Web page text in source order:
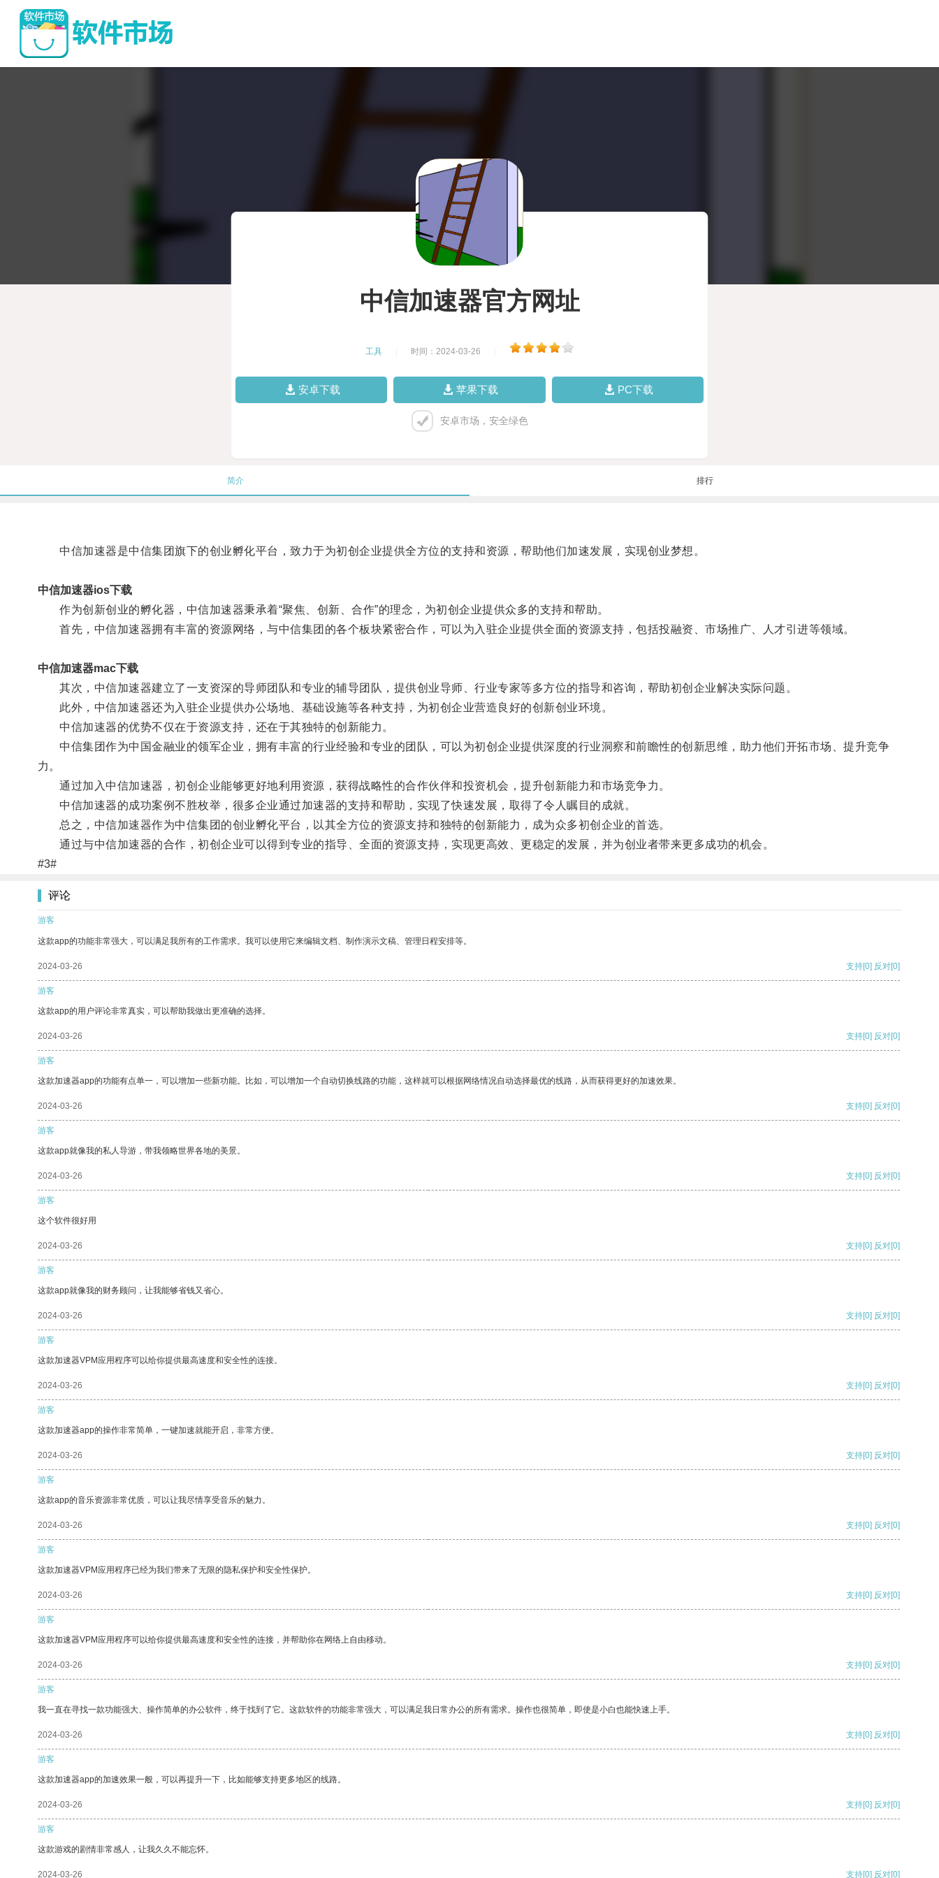
中信加速器官方网址
工具 时间：2024-03-26
安卓下载 苹果下载 PC下载
安卓市场，安全绿色
简介 排行
中信加速器是中信集团旗下的创业孵化平台，致力于为初创企业提供全方位的支持和资源，帮助他们加速发展，实现创业梦想。
中信加速器ios下载
作为创新创业的孵化器，中信加速器秉承着“聚焦、创新、合作”的理念，为初创企业提供众多的支持和帮助。
首先，中信加速器拥有丰富的资源网络，与中信集团的各个板块紧密合作，可以为入驻企业提供全面的资源支持，包括投融资、市场推广、人才引进等领域。
中信加速器mac下载
其次，中信加速器建立了一支资深的导师团队和专业的辅导团队，提供创业导师、行业专家等多方位的指导和咨询，帮助初创企业解决实际问题。
此外，中信加速器还为入驻企业提供办公场地、基础设施等各种支持，为初创企业营造良好的创新创业环境。
中信加速器的优势不仅在于资源支持，还在于其独特的创新能力。
中信集团作为中国金融业的领军企业，拥有丰富的行业经验和专业的团队，可以为初创企业提供深度的行业洞察和前瞻性的创新思维，助力他们开拓市场、提升竞争
力。
通过加入中信加速器，初创企业能够更好地利用资源，获得战略性的合作伙伴和投资机会，提升创新能力和市场竞争力。
中信加速器的成功案例不胜枚举，很多企业通过加速器的支持和帮助，实现了快速发展，取得了令人瞩目的成就。
总之，中信加速器作为中信集团的创业孵化平台，以其全方位的资源支持和独特的创新能力，成为众多初创企业的首选。
通过与中信加速器的合作，初创企业可以得到专业的指导、全面的资源支持，实现更高效、更稳定的发展，并为创业者带来更多成功的机会。
#3#
评论
游客
这款app的功能非常强大，可以满足我所有的工作需求。我可以使用它来编辑文档、制作演示文稿、管理日程安排等。
2024-03-26 支持[0] 反对[0]
游客
这款app的用户评论非常真实，可以帮助我做出更准确的选择。
2024-03-26 支持[0] 反对[0]
游客
这款加速器app的功能有点单一，可以增加一些新功能。比如，可以增加一个自动切换线路的功能，这样就可以根据网络情况自动选择最优的线路，从而获得更好的加速效果。
2024-03-26 支持[0] 反对[0]
游客
这款app就像我的私人导游，带我领略世界各地的美景。
2024-03-26 支持[0] 反对[0]
游客
这个软件很好用
2024-03-26 支持[0] 反对[0]
游客
这款app就像我的财务顾问，让我能够省钱又省心。
2024-03-26 支持[0] 反对[0]
游客
这款加速器VPM应用程序可以给你提供最高速度和安全性的连接。
2024-03-26 支持[0] 反对[0]
游客
这款加速器app的操作非常简单，一键加速就能开启，非常方便。
2024-03-26 支持[0] 反对[0]
游客
这款app的音乐资源非常优质，可以让我尽情享受音乐的魅力。
2024-03-26 支持[0] 反对[0]
游客
这款加速器VPM应用程序已经为我们带来了无限的隐私保护和安全性保护。
2024-03-26 支持[0] 反对[0]
游客
这款加速器VPM应用程序可以给你提供最高速度和安全性的连接，并帮助你在网络上自由移动。
2024-03-26 支持[0] 反对[0]
游客
我一直在寻找一款功能强大、操作简单的办公软件，终于找到了它。这款软件的功能非常强大，可以满足我日常办公的所有需求。操作也很简单，即使是小白也能快速上手。
2024-03-26 支持[0] 反对[0]
游客
这款加速器app的加速效果一般，可以再提升一下，比如能够支持更多地区的线路。
2024-03-26 支持[0] 反对[0]
游客
这款游戏的剧情非常感人，让我久久不能忘怀。
2024-03-26 支持[0] 反对[0]